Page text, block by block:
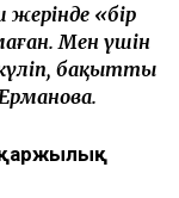
«бір
Мен үшін
бақытты
қаржылық